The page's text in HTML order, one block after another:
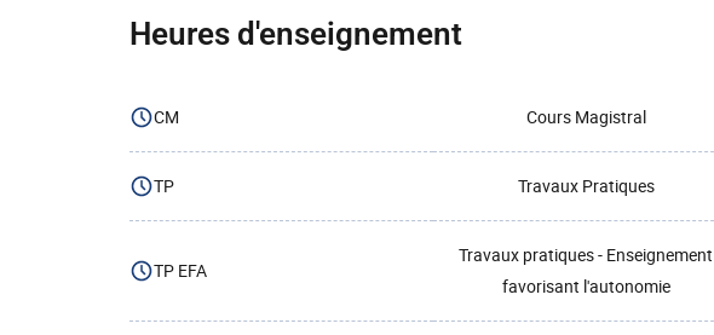
Heures d'enseignement
CM Cours Magistral
TP Travaux Pratiques
TP EFA
Travaux pratiques - Enseignement
favorisant l'autonomie